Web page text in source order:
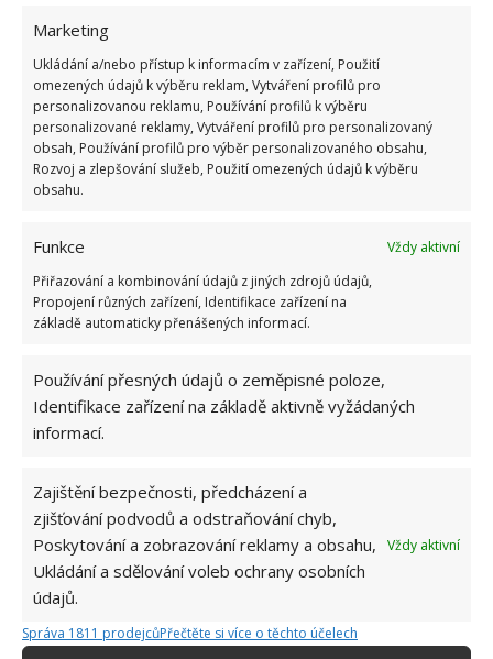
Marketing
Ukládání a/nebo přístup k informacím v zařízení, Použití
omezených údajů k výběru reklam, Vytváření profilů pro
personalizovanou reklamu, Používání profilů k výběru
personalizované reklamy, Vytváření profilů pro personalizovaný
obsah, Používání profilů pro výběr personalizovaného obsahu,
Rozvoj a zlepšování služeb, Použití omezených údajů k výběru
obsahu.
Funkce
Vždy aktivní
Přiřazování a kombinování údajů z jiných zdrojů údajů,
Propojení různých zařízení, Identifikace zařízení na
základě automaticky přenášených informací.
Používání přesných údajů o zeměpisné poloze,
Identifikace zařízení na základě aktivně vyžádaných
informací.
Zajištění bezpečnosti, předcházení a
zjišťování podvodů a odstraňování chyb,
Poskytování a zobrazování reklamy a obsahu,
Ukládání a sdělování voleb ochrany osobních
údajů.
Vždy aktivní
Správa 1811 prodejcůPřečtěte si více o těchto účelech
kruhového objezdu se bude jednat o byty 5 NP. U
všech domů je počítáno s případným bezbariérovým
přístupem. Domy představují energeticky úsporné
stavby, k jejich výstavbě byly použity nejmodernější
materiály a technologie, včetně izolačních postupů.
době – aktuálně jsou k dispozici byty typu 1+kk,
2+kk, 3+kk a 4+kk. Vhodné doplnění koupě
představuje garáž, v opačném případě je možné
samozřejmě využít venkovní stání.
Chcete-li investovat do moderního bydlení, na nic
nečekejte. Díky příznivým parametrům nabízených
hypoték si toto vaše přání můžete bez větších limit